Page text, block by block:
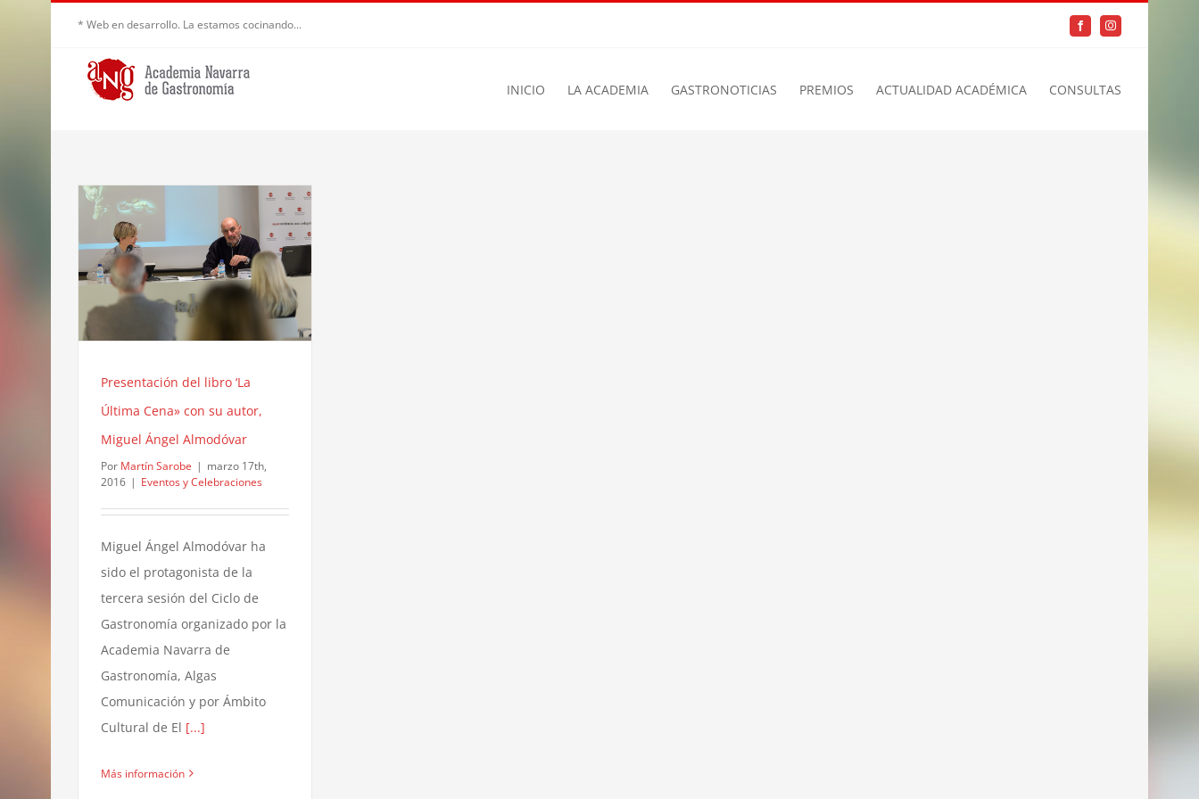
* Web en desarrollo. La estamos cocinando... FacebookInstagram
INICIO LA ACADEMIA GASTRONOTICIAS PREMIOS ACTUALIDAD ACADÉMICA CONSULTAS
Presentación del libro ‘La
Última Cena» con su autor,
Miguel Ángel Almodóvar
Por Martín Sarobe | marzo 17th,
2016 | Eventos y Celebraciones
Miguel Ángel Almodóvar ha
sido el protagonista de la
tercera sesión del Ciclo de
Gastronomía organizado por la
Academia Navarra de
Gastronomía, Algas
Comunicación y por Ámbito
Cultural de El [...]
Más información